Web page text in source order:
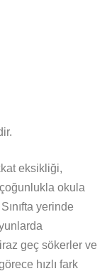
eksikliği,
okula
yerinde
geç sökerler ve
hızlı fark